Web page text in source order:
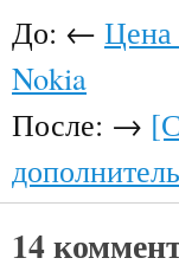
До: ← Цена
Nokia
После: →
14